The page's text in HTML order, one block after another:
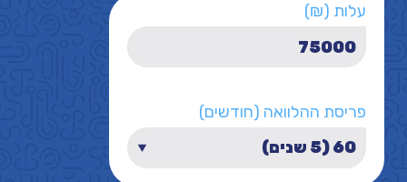
עלות (₪)
פריסת ההלוואה (חודשים)